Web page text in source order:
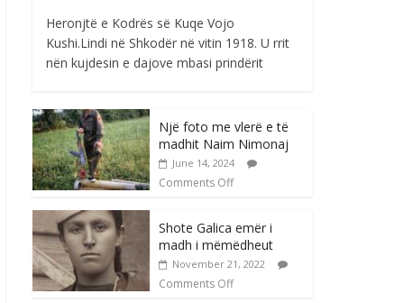
Heronjtë e Kodrës së Kuqe Vojo
Kushi.Lindi në Shkodër në vitin 1918. U rrit
nën kujdesin e dajove mbasi prindërit
Një foto me vlerë e të
madhit Naim Nimonaj
June 14, 2024
Comments Off
Shote Galica emër i
madh i mëmëdheut
November 21, 2022
Comments Off